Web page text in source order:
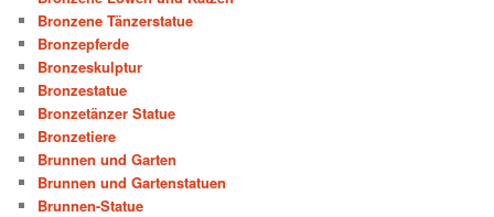
Bronzene Tänzerstatue
Bronzepferde
Bronzeskulptur
Bronzestatue
Bronzetänzer Statue
Bronzetiere
Brunnen und Garten
Brunnen und Gartenstatuen
Brunnen-Statue